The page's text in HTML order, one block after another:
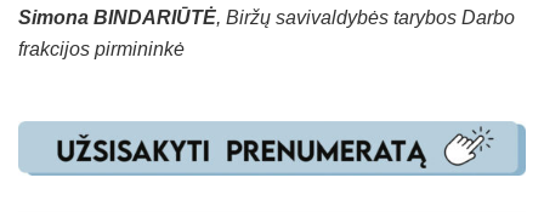
Simona BINDARIŪTĖ, Biržų savivaldybės tarybos Darbo
frakcijos pirmininkė